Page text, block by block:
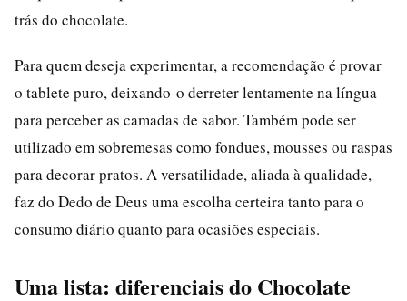
trás do chocolate.
Para quem deseja experimentar, a recomendação é provar
o tablete puro, deixando-o derreter lentamente na língua
para perceber as camadas de sabor. Também pode ser
utilizado em sobremesas como fondues, mousses ou raspas
para decorar pratos. A versatilidade, aliada à qualidade,
faz do Dedo de Deus uma escolha certeira tanto para o
consumo diário quanto para ocasiões especiais.
Uma lista: diferenciais do Chocolate